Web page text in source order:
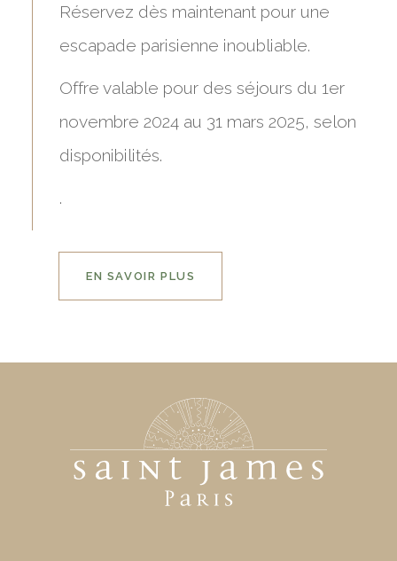
Réservez dès maintenant pour une
escapade parisienne inoubliable.
Offre valable pour des séjours du 1er
novembre 2024 au 31 mars 2025, selon
disponibilités.
.
EN SAVOIR PLUS